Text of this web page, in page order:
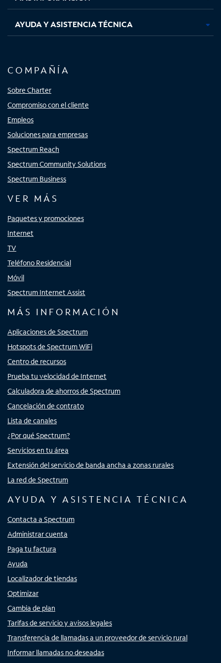
AYUDA Y ASISTENCIA TÉCNICA
COMPAÑÍA
Sobre Charter
Compromiso con el cliente
Empleos
Soluciones para empresas
Spectrum Reach
Spectrum Community Solutions
Spectrum Business
VER MÁS
Paquetes y promociones
Internet
TV
Teléfono Residencial
Móvil
Spectrum Internet Assist
MÁS INFORMACIÓN
Aplicaciones de Spectrum
Hotspots de Spectrum WiFi
Centro de recursos
Prueba tu velocidad de Internet
Calculadora de ahorros de Spectrum
Cancelación de contrato
Lista de canales
¿Por qué Spectrum?
Servicios en tu área
Extensión del servicio de banda ancha a zonas rurales
La red de Spectrum
AYUDA Y ASISTENCIA TÉCNICA
Contacta a Spectrum
Administrar cuenta
Paga tu factura
Ayuda
Localizador de tiendas
Optimizar
Cambia de plan
Tarifas de servicio y avisos legales
Transferencia de llamadas a un proveedor de servicio rural
Informar llamadas no deseadas